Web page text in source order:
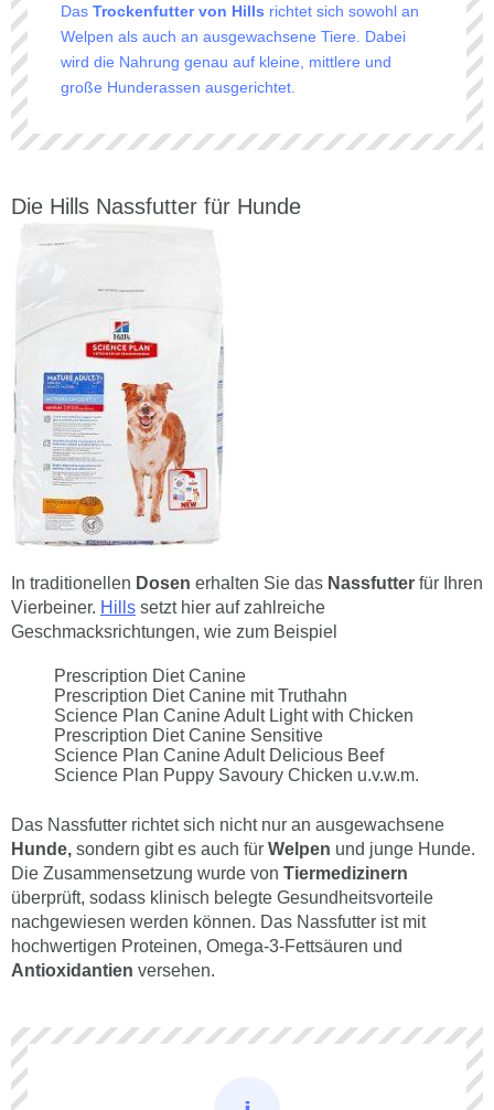
Das Trockenfutter von Hills richtet sich sowohl an
Welpen als auch an ausgewachsene Tiere. Dabei
wird die Nahrung genau auf kleine, mittlere und
große Hunderassen ausgerichtet.
Die Hills Nassfutter für Hunde
In traditionellen Dosen erhalten Sie das Nassfutter für Ihren
Vierbeiner. Hills setzt hier auf zahlreiche
Geschmacksrichtungen, wie zum Beispiel
Prescription Diet Canine
Prescription Diet Canine mit Truthahn
Science Plan Canine Adult Light with Chicken
Prescription Diet Canine Sensitive
Science Plan Canine Adult Delicious Beef
Science Plan Puppy Savoury Chicken u.v.w.m.
Das Nassfutter richtet sich nicht nur an ausgewachsene
Hunde, sondern gibt es auch für Welpen und junge Hunde.
Die Zusammensetzung wurde von Tiermedizinern
überprüft, sodass klinisch belegte Gesundheitsvorteile
nachgewiesen werden können. Das Nassfutter ist mit
hochwertigen Proteinen, Omega-3-Fettsäuren und
Antioxidantien versehen.